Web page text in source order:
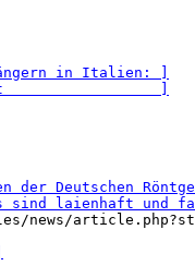
in Italien: ]
]
der Deutschen
sind laienhaft
news/